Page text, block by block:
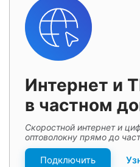
Интернет и
в частном
Скоростной интернет и
оптоволокну прямо до
Подключить